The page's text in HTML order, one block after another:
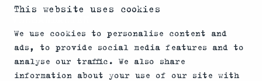
This website uses cookies
We use cookies to personalise content and
ads, to provide social media features and to
analyse our traffic. We also share
information about your use of our site with